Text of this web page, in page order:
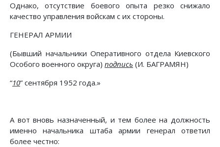
Однако, отсутствие боевого опыта резко снижало
качество управления войскам с их стороны.
ГЕНЕРАЛ АРМИИ
(Бывший начальники Оперативного отдела Киевского
Особого военного округа) подпись (И. БАГРАМЯН)
“10” сентября 1952 года.»
А вот вновь назначенный, и тем более на должность
именно начальника штаба армии генерал ответил
более честно: